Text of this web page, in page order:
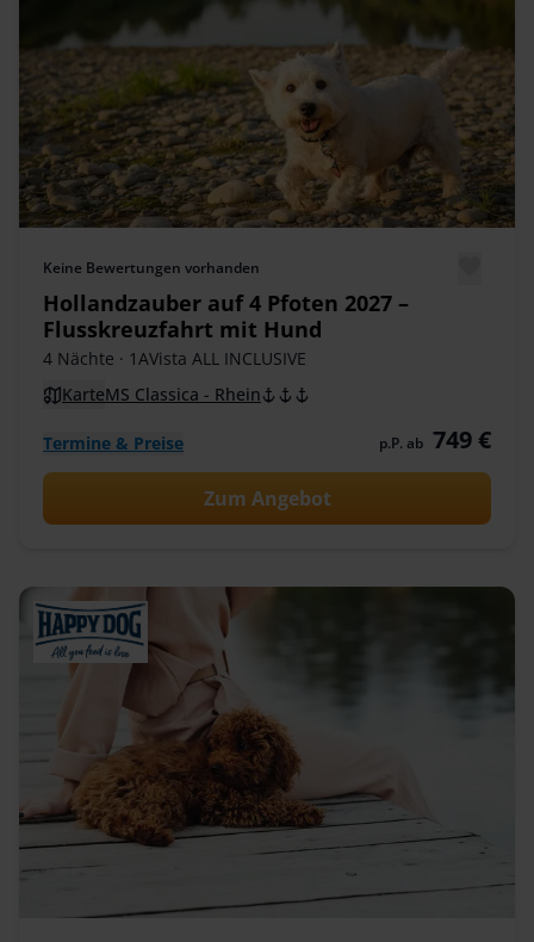
Keine Bewertungen vorhanden
Hollandzauber auf 4 Pfoten 2027 –
Flusskreuzfahrt mit Hund
4 Nächte · 1AVista ALL INCLUSIVE
KarteMS Classica - Rhein
Termine & Preise p.P. ab 749 €
Zum Angebot